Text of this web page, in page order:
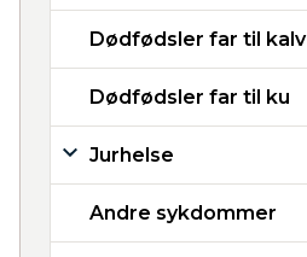
Dødfødsler far til kalv
Dødfødsler far til ku
Jurhelse
Andre sykdommer